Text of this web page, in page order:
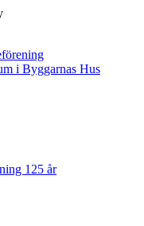
i Byggarnas Hus
125 år